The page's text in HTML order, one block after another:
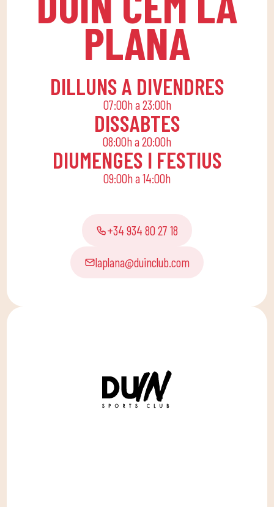
perquè els petits de
casa gaudeixin sols o en
família.
PLANA
DILLUNS A DIVENDRES
07:00h a 23:00h
DISSABTES
08:00h a 20:00h
DIUMENGES I FESTIUS
09:00h a 14:00h
+34 934 80 27 18
laplana@duinclub.com